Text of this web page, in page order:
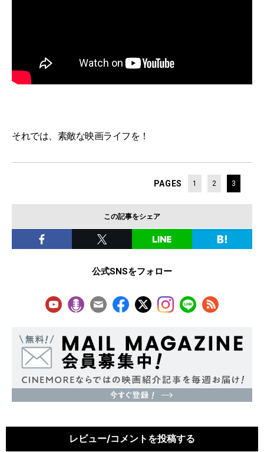
それでは、素敵な映画ライフを！
PAGES 1 2 3
この記事をシェア
公式SNSをフォロー
レビュー/コメントを投稿する